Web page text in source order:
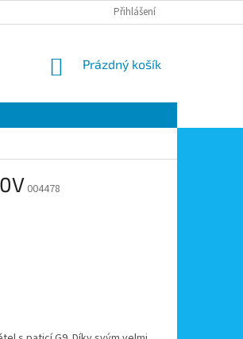
MOJE OBJEDNÁVKA
Přihlášení
NÁKUPNÍ
Prázdný košík
004478